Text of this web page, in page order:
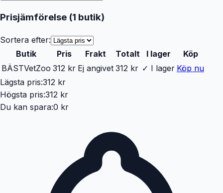
Prisjämförelse (1 butik)
Sortera efter:
Butik
Pris Frakt Totalt I lager
Köp
BÄSTVetZoo 312 kr Ej angivet 312 kr ✓ I lager Köp nu
Lägsta pris:312 kr
Högsta pris:312 kr
Du kan spara:0 kr